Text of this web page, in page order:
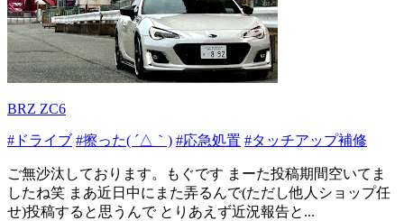
BRZ ZC6
#ドライブ #擦った( ´△｀) #応急処置 #タッチアップ補修
ご無沙汰しております。もぐです まーた投稿期間空いてま
したね笑 まあ近日中にまた弄るんで(ただし他人ショップ任
せ)投稿すると思うんで とりあえず近況報告と...